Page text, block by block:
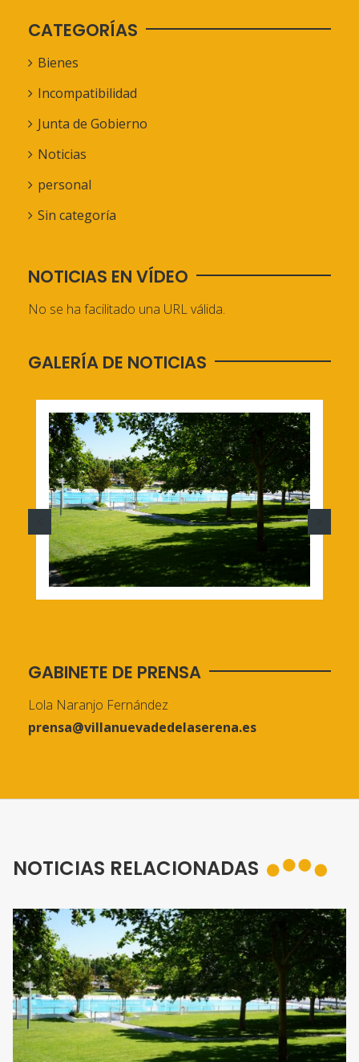
CATEGORÍAS
Bienes
Incompatibilidad
Junta de Gobierno
Noticias
personal
Sin categoría
NOTICIAS EN VÍDEO
No se ha facilitado una URL válida.
GALERÍA DE NOTICIAS
GABINETE DE PRENSA
Lola Naranjo Fernández
prensa@villanuevadedelaserena.es
NOTICIAS RELACIONADAS